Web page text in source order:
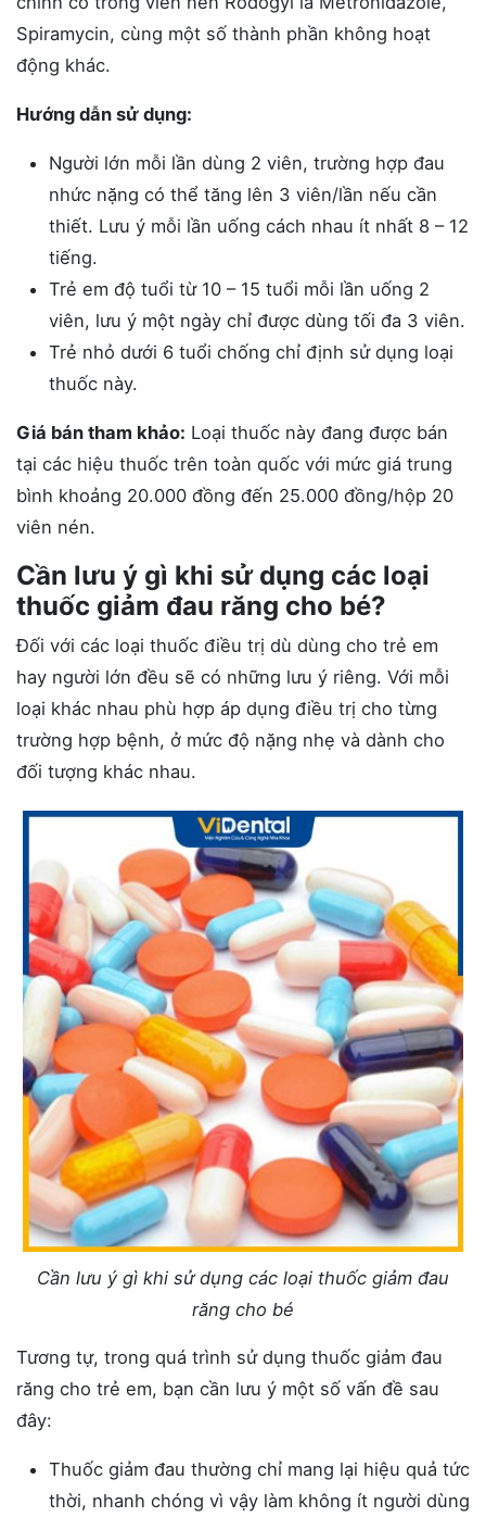
Spiramycin, cùng một số thành phần không hoạt
động khác.
Hướng dẫn sử dụng:
Người lớn mỗi lần dùng 2 viên, trường hợp đau
nhức nặng có thể tăng lên 3 viên/lần nếu cần
thiết. Lưu ý mỗi lần uống cách nhau ít nhất 8 – 12
tiếng.
Trẻ em độ tuổi từ 10 – 15 tuổi mỗi lần uống 2
viên, lưu ý một ngày chỉ được dùng tối đa 3 viên.
Trẻ nhỏ dưới 6 tuổi chống chỉ định sử dụng loại
thuốc này.
Giá bán tham khảo: Loại thuốc này đang được bán
tại các hiệu thuốc trên toàn quốc với mức giá trung
bình khoảng 20.000 đồng đến 25.000 đồng/hộp 20
viên nén.
Cần lưu ý gì khi sử dụng các loại
thuốc giảm đau răng cho bé?
Đối với các loại thuốc điều trị dù dùng cho trẻ em
hay người lớn đều sẽ có những lưu ý riêng. Với mỗi
loại khác nhau phù hợp áp dụng điều trị cho từng
trường hợp bệnh, ở mức độ nặng nhẹ và dành cho
đối tượng khác nhau.
Cần lưu ý gì khi sử dụng các loại thuốc giảm đau
răng cho bé
Tương tự, trong quá trình sử dụng thuốc giảm đau
răng cho trẻ em, bạn cần lưu ý một số vấn đề sau
đây:
Thuốc giảm đau thường chỉ mang lại hiệu quả tức
thời, nhanh chóng vì vậy làm không ít người dùng